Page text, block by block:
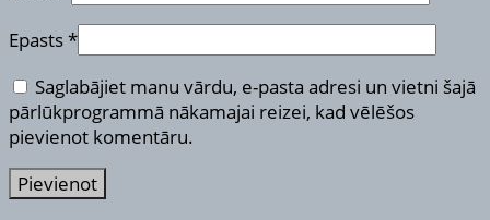
Epasts*
Saglabājiet manu vārdu, e-pasta adresi un vietni šajā
pārlūkprogrammā nākamajai reizei, kad vēlēšos
pievienot komentāru.